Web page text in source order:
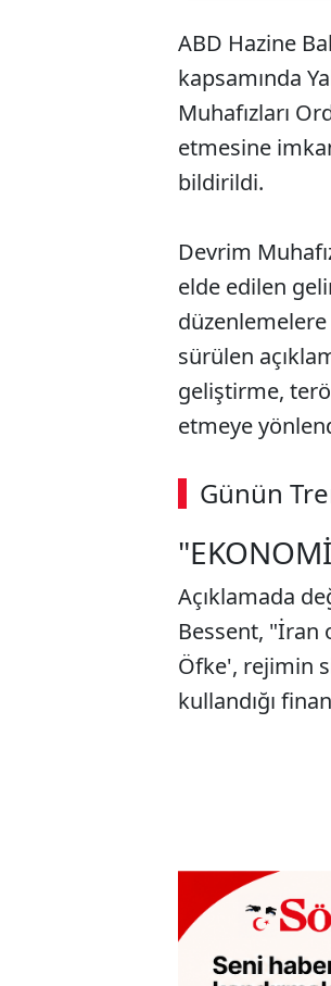
ABD Hazine
kapsamında
Muhafızları
etmesine
bildirildi.
Devrim
elde edilen
sürülen
geliştirme,
etmeye
Günün
00:02 / 02:14
Açıklamada
Bessent, "İran
Öfke', rejimin
kullandığı